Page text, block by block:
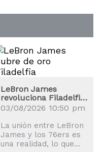
LeBron James
revoluciona Filadelfia:
los precios de las
entradas se disparan
03/08/2026 10:50 pm
La unión entre LeBron
James y los 76ers es
una realidad, lo que